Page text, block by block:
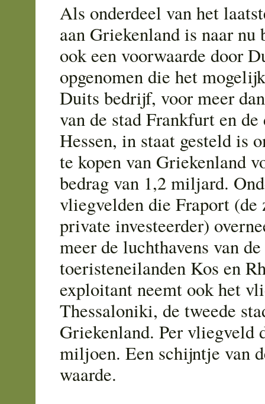
Als onderdeel van het
aan Griekenland is naar
ook een voorwaarde door
opgenomen die het
Duits bedrijf, voor meer
van de stad Frankfurt en de
Hessen, in staat gesteld is
te kopen van Griekenland
bedrag van 1,2 miljard.
vliegvelden die Fraport (de
private investeerder)
meer de luchthavens van de
toeristeneilanden Kos en
exploitant neemt ook het
Thessaloniki, de tweede
Griekenland. Per vliegveld
miljoen. Een schijntje van
waarde.